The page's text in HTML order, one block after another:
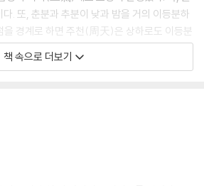
. 또, 춘분과 추분이 낮과 밤을 거의 이등분하
을 경계로 하면 주천(周天)은 상하로도 이등분
분을 연결하는 선과 하지와 동지를 연결하는
등분하여 네 개씩 분리, 사계를 형성하는 것이
)는 우주의 지극(至極), ‘연’(衍)은 연산(演算)
책 속으로 더보기